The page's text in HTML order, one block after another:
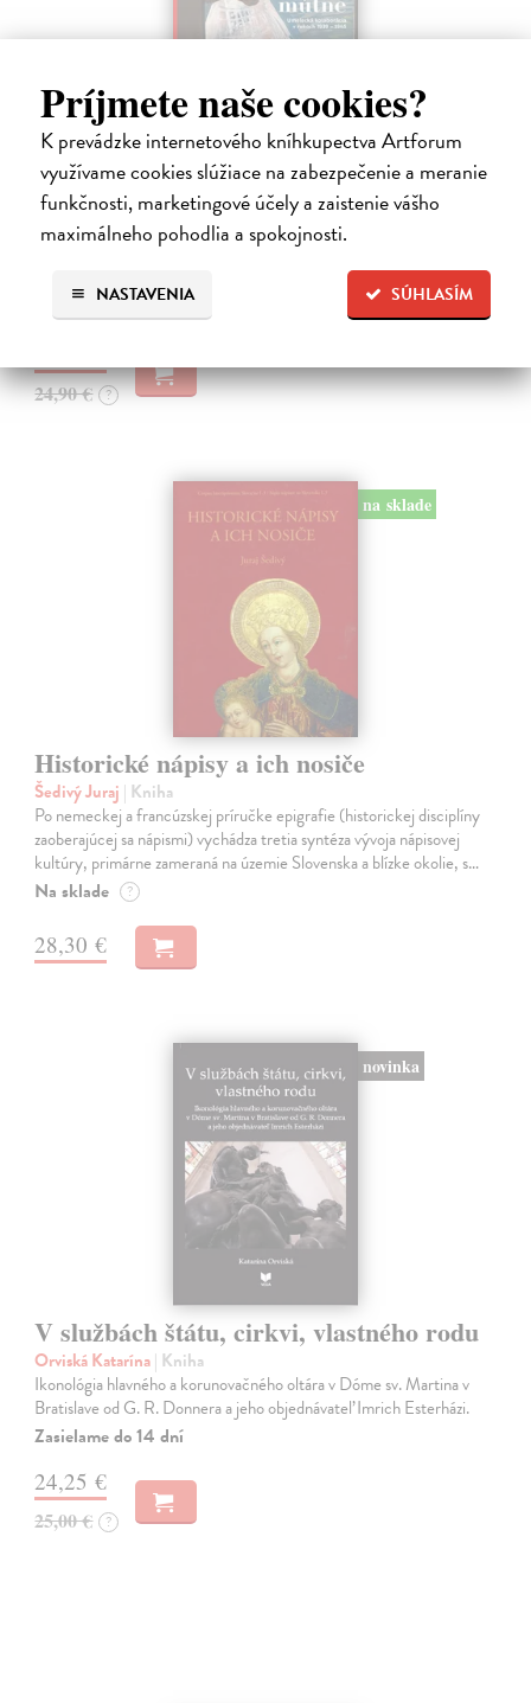
Príjmete naše cookies?
K prevádzke internetového kníhkupectva Artforum
využívame cookies slúžiace na zabezpečenie a meranie
funkčnosti, marketingové účely a zaistenie vášho
maximálneho pohodlia a spokojnosti.
SÚHLASÍM
NASTAVENIA
Studne mútne
Getting Peter| Kniha
Sú ikonickými postavami našej kultúry. Postavili im sochy a
pomenovali po nich ulice, majú svoje nespochybniteľné miesto v
Na sklade
24,90 € ?
na sklade
Historické nápisy a ich nosiče
Šedivý Juraj | Kniha
Po nemeckej a francúzskej príručke epigrafie (historickej disciplíny
zaoberajúcej sa nápismi) vychádza tretia syntéza vývoja nápisovej
kultúry, primárne zameraná na územie Slovenska a blízke okolie, s…
Na sklade ?
28,30 €
novinka
V službách štátu, cirkvi, vlastného rodu
Orviská Katarína| Kniha
Ikonológia hlavného a korunovačného oltára v Dóme sv. Martina v
Bratislave od G. R. Donnera a jeho objednávateľ Imrich Esterházi.
Zasielame do 14 dní
24,25 €
25,00 € ?